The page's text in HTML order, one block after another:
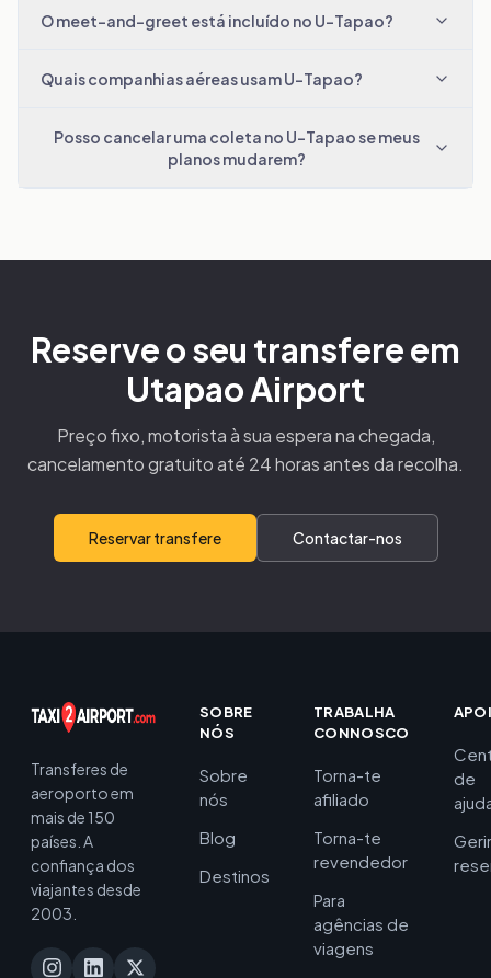
O meet-and-greet está incluído no U-Tapao?
Quais companhias aéreas usam U-Tapao?
Posso cancelar uma coleta no U-Tapao se meus
planos mudarem?
Reserve o seu transfere em
Utapao Airport
Preço fixo, motorista à sua espera na chegada,
cancelamento gratuito até 24 horas antes da recolha.
Reservar transfere Contactar-nos
Transferes de
aeroporto em
mais de 150
países. A
confiança dos
viajantes desde
2003.
SOBRE
NÓS
Sobre
nós
Blog
Destinos
TRABALHA
CONNOSCO
Torna-te
afiliado
Torna-te
revendedor
Para
agências de
viagens
de
Gerir